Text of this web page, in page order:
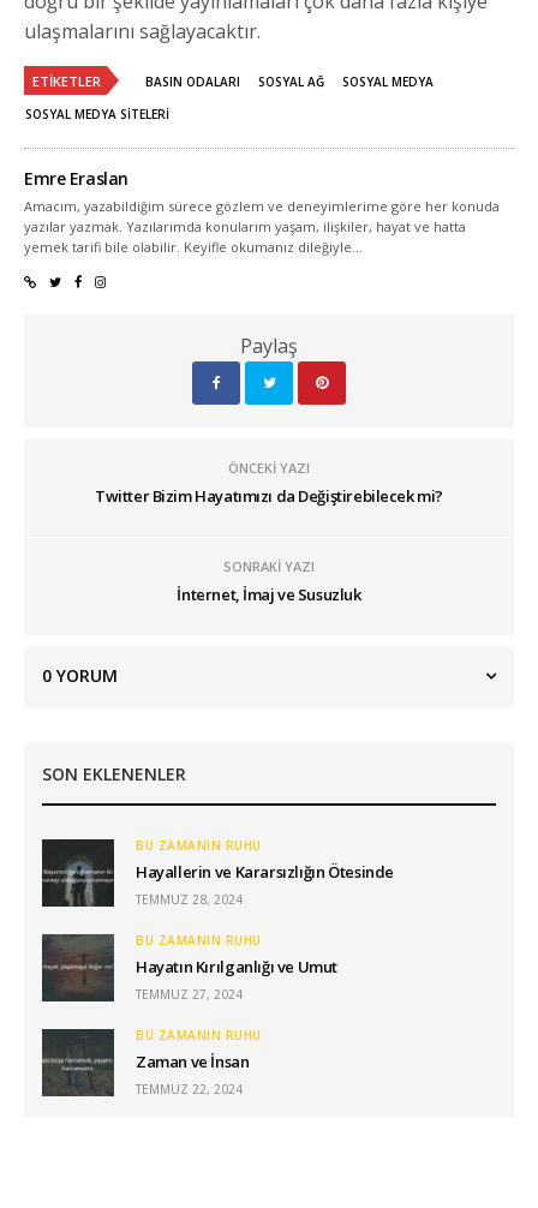
ulaşmalarını sağlayacaktır.
ETIKETLER BASIN ODALARI SOSYAL AĞ
SOSYAL MEDYA
SOSYAL MEDYA SITELERI
Emre Eraslan
Amacım, yazabildiğim sürece gözlem ve deneyimlerime göre her konuda
yazılar yazmak. Yazılarımda konularım yaşam, ilişkiler, hayat ve hatta
yemek tarifi bile olabilir. Keyifle okumanız dileğiyle...
Paylaş
ÖNCEKI YAZI
Twitter Bizim Hayatımızı da Değiştirebilecek mi?
SONRAKI YAZI
İnternet, İmaj ve Susuzluk
0YORUM
SON EKLENENLER
BU ZAMANIN RUHU
Hayallerin ve Kararsızlığın Ötesinde
TEMMUZ 28, 2024
BU ZAMANIN RUHU
Hayatın Kırılganlığı ve Umut
TEMMUZ 27, 2024
BU ZAMANIN RUHU
Zaman ve İnsan
TEMMUZ 22, 2024